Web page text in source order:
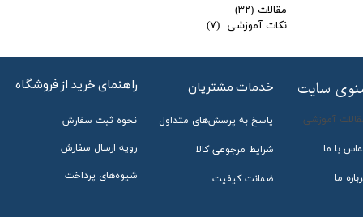
مقالات (۳۲)
نکات آموزشی (۷)
راهنمای خرید از فروشگاه
نحوه ثبت سفارش
رویه ارسال سفارش
شیوه‌های پرداخت
خدمات مشتریان
پاسخ به پرسش‌های متداول
شرایط مرجوعی کالا
ضمانت کیفیت
آموزشی
با ما
ما
سایت